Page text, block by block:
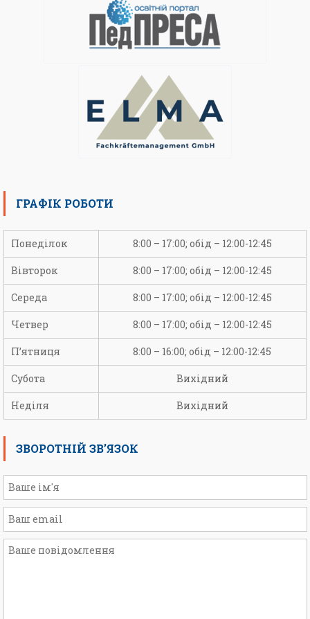
ГРАФІК РОБОТИ
Понеділок 8:00 – 17:00; обід – 12:00-12:45
Вівторок 8:00 – 17:00; обід – 12:00-12:45
Середа 8:00 – 17:00; обід – 12:00-12:45
Четвер 8:00 – 17:00; обід – 12:00-12:45
П’ятниця 8:00 – 16:00; обід – 12:00-12:45
Субота Вихідний
Неділя Вихідний
ЗВОРОТНІЙ ЗВ’ЯЗОК